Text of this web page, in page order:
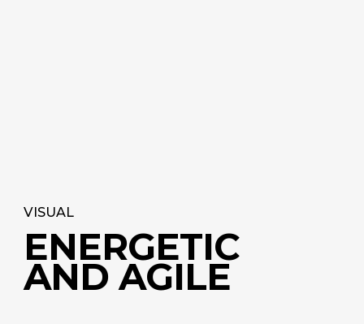
VISUAL
ENERGETIC
AND AGILE